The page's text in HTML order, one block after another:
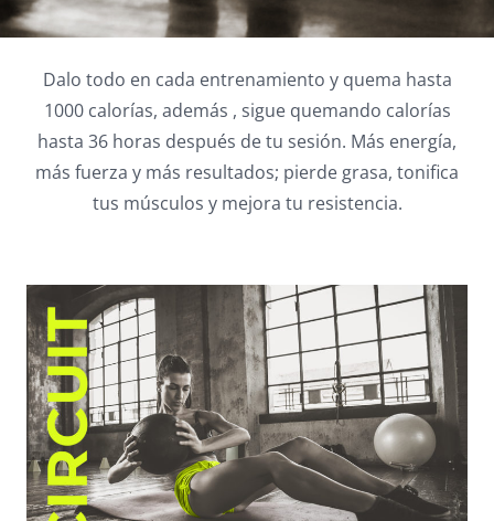
Dalo todo en cada entrenamiento y quema hasta
1000 calorías, además , sigue quemando calorías
hasta 36 horas después de tu sesión. Más energía,
más fuerza y más resultados; pierde grasa, tonifica
tus músculos y mejora tu resistencia.